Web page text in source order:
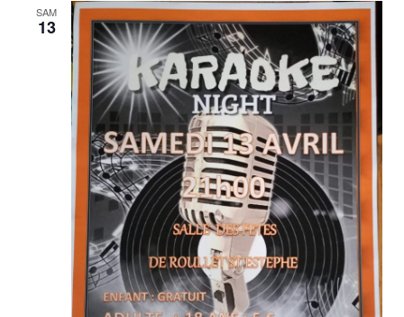
t
i
o
n
s
SAM
13